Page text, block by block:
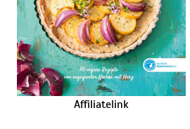
Affiliatelink